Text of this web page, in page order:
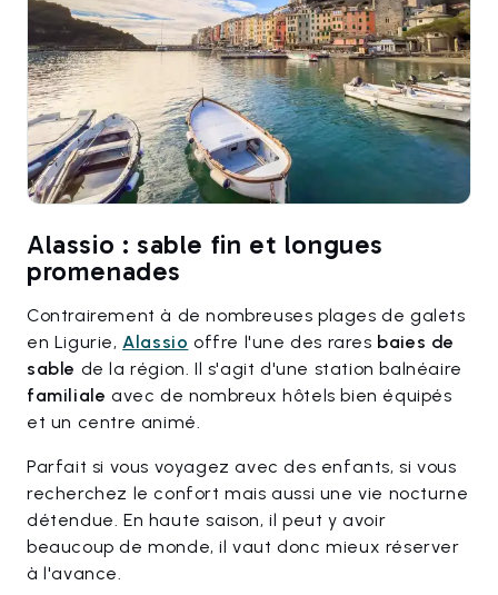
Alassio : sable fin et longues
promenades
Contrairement à de nombreuses plages de galets
en Ligurie, Alassio offre l'une des rares baies de
sable de la région. Il s'agit d'une station balnéaire
familiale avec de nombreux hôtels bien équipés
et un centre animé.
Parfait si vous voyagez avec des enfants, si vous
recherchez le confort mais aussi une vie nocturne
détendue. En haute saison, il peut y avoir
beaucoup de monde, il vaut donc mieux réserver
à l'avance.